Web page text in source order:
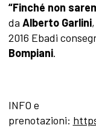
“Finché non
da Alberto Garlini
2016 Ebadi
Bompiani.
INFO e
prenotazioni: